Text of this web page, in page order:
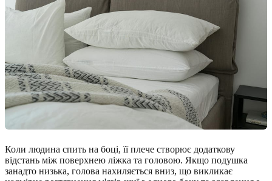
Коли людина спить на боці, її плече створює додаткову
відстань між поверхнею ліжка та головою. Якщо подушка
занадто низька, голова нахиляється вниз, що викликає